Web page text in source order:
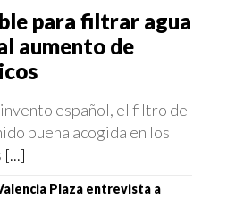
para filtrar agua
aumento de
español, el filtro de
buena acogida en los
[...]
Plaza entrevista a